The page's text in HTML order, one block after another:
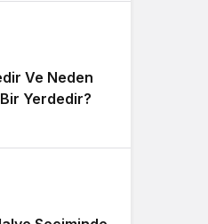
Ve Neden
Yerdedir?